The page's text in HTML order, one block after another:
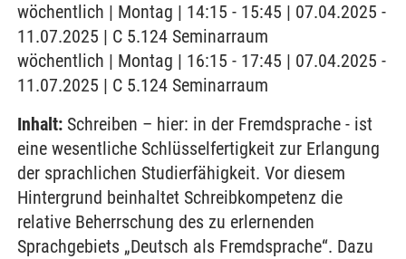
wöchentlich | Montag | 14:15 - 15:45 | 07.04.2025 -
11.07.2025 | C 5.124 Seminarraum
wöchentlich | Montag | 16:15 - 17:45 | 07.04.2025 -
11.07.2025 | C 5.124 Seminarraum
Inhalt: Schreiben – hier: in der Fremdsprache - ist
eine wesentliche Schlüsselfertigkeit zur Erlangung
der sprachlichen Studierfähigkeit. Vor diesem
Hintergrund beinhaltet Schreibkompetenz die
relative Beherrschung des zu erlernenden
Sprachgebiets „Deutsch als Fremdsprache“. Dazu